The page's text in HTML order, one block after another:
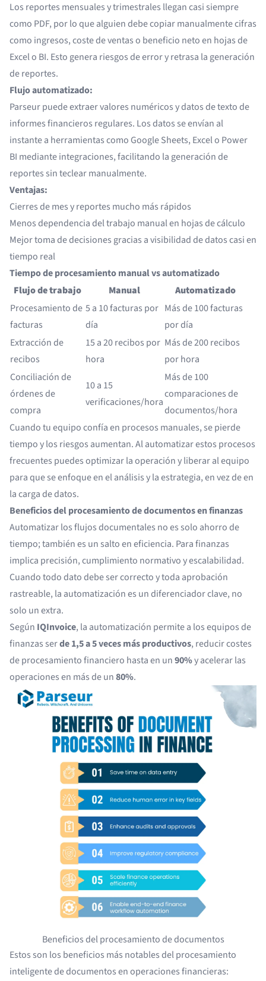
Los reportes mensuales y trimestrales llegan casi siempre
como PDF, por lo que alguien debe copiar manualmente cifras
como ingresos, coste de ventas o beneficio neto en hojas de
Excel o BI. Esto genera riesgos de error y retrasa la generación
de reportes.
Flujo automatizado:
Parseur puede extraer valores numéricos y datos de texto de
informes financieros regulares. Los datos se envían al
instante a herramientas como Google Sheets, Excel o Power
BI mediante integraciones, facilitando la generación de
reportes sin teclear manualmente.
Ventajas:
Cierres de mes y reportes mucho más rápidos
Menos dependencia del trabajo manual en hojas de cálculo
Mejor toma de decisiones gracias a visibilidad de datos casi en
tiempo real
Tiempo de procesamiento manual vs automatizado
Flujo de trabajo
Manual
Automatizado
Procesamiento de
facturas
5 a 10 facturas por
día
Más de 100 facturas
por día
Extracción de
recibos
15 a 20 recibos por
hora
Más de 200 recibos
por hora
Conciliación de
órdenes de
compra
10 a 15
verificaciones/hora
Más de 100
comparaciones de
documentos/hora
Cuando tu equipo confía en procesos manuales, se pierde
tiempo y los riesgos aumentan. Al automatizar estos procesos
frecuentes puedes optimizar la operación y liberar al equipo
para que se enfoque en el análisis y la estrategia, en vez de en
la carga de datos.
Beneficios del procesamiento de documentos en finanzas
Automatizar los flujos documentales no es solo ahorro de
tiempo; también es un salto en eficiencia. Para finanzas
implica precisión, cumplimiento normativo y escalabilidad.
Cuando todo dato debe ser correcto y toda aprobación
rastreable, la automatización es un diferenciador clave, no
solo un extra.
Según IQInvoice, la automatización permite a los equipos de
finanzas serde 1,5 a 5 veces más productivos, reducir costes
de procesamiento financiero hasta en un90%y acelerar las
operaciones en más de un80%.
Beneficios del procesamiento de documentos
Estos son los beneficios más notables del procesamiento
inteligente de documentos en operaciones financieras: